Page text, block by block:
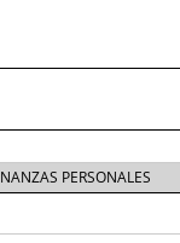
PERSONALES